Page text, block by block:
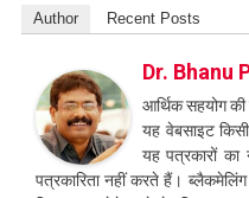
Author Recent Posts
Dr. Bhanu
आर्थिक सहयोग
यह वेबसाइट किसी
यह पत्रकारों का
पत्रकारिता नहीं करते हैं।